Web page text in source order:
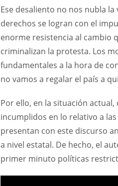
Ese desaliento no nos nubla
derechos se logran con el
enorme resistencia al cambio
criminalizan la protesta. Los
fundamentales a la hora de
no vamos a regalar el país a
Por ello, en la situación
incumplidos en lo relativo a
presentan con este discurso
a nivel estatal. De hecho, el
primer minuto políticas